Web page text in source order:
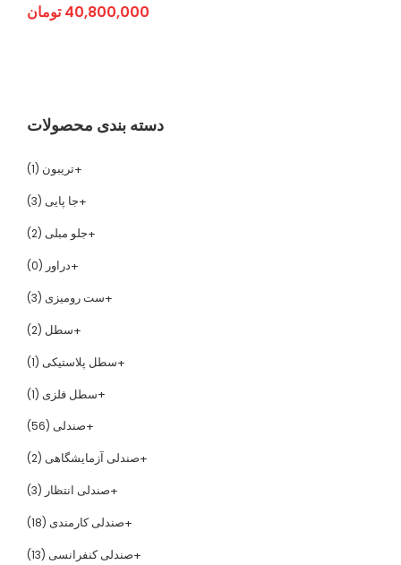
40,800,000 تومان
دسته بندی محصولات
تریبون (1)
جا پایی (3)
جلو مبلی (2)
دراور (0)
ست رومیزی (3)
سطل (2)
سطل پلاستیکی (1)
سطل فلزی (1)
صندلی (56)
صندلی آزمایشگاهی (2)
صندلی انتظار (3)
صندلی کارمندی (18)
صندلی کنفرانسی (13)